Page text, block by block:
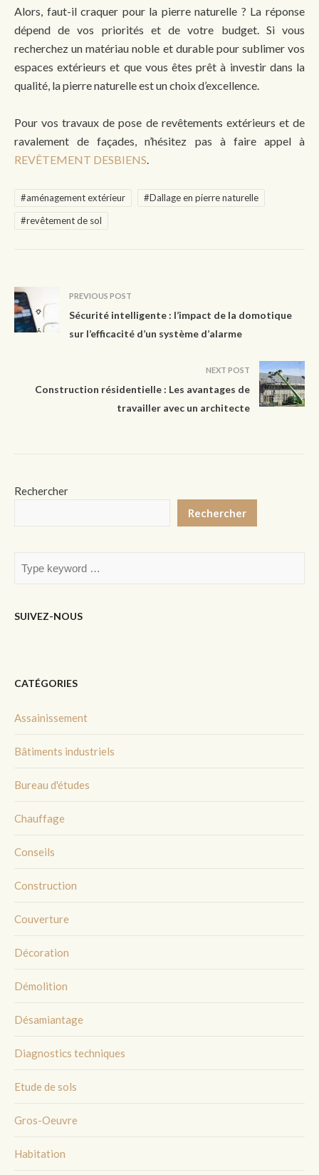
Alors, faut-il craquer pour la pierre naturelle ? La réponse
dépend de vos priorités et de votre budget. Si vous
recherchez un matériau noble et durable pour sublimer vos
espaces extérieurs et que vous êtes prêt à investir dans la
qualité, la pierre naturelle est un choix d’excellence.
Pour vos travaux de pose de revêtements extérieurs et de
ravalement de façades, n’hésitez pas à faire appel à
REVÊTEMENT DESBIENS
#aménagement extérieur
#Dallage en pierre naturelle
#revêtement de sol
PREVIOUS POST
Sécurité intelligente : l’impact de la domotique
sur l’efficacité d’un système d’alarme
NEXT POST
Construction résidentielle : Les avantages de
travailler avec un architecte
Rechercher
Rechercher
SUIVEZ-NOUS
CATÉGORIES
Assainissement
Bâtiments industriels
Bureau d'études
Chauffage
Conseils
Construction
Couverture
Décoration
Démolition
Désamiantage
Diagnostics techniques
Etude de sols
Gros-Oeuvre
Habitation